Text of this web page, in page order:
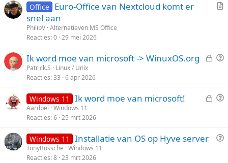
k
e
Office
Euro-Office van Nextcloud komt er
snel aan
PhilipV Alternatieven MS Office
Reacties 0 29 mei 2026
G
l
o
V
a
g
Ik word moe van microsoft -> WinuxOS.org
Patrick.S
Linux / Unix
Reacties 33 6 apr 2026
G
l
V
a
g
Windows 11 Ik word moe van microsoft!
Aardbei Windows 11
Reacties 6 25 mrt 2026
V
Windows 11 Installatie van OS op Hyve server
TonyBossche Windows 11
Reacties 8 23 mrt 2026